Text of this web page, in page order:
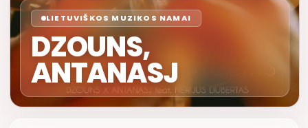
LIETUVIŠKOS MUZIKOS NAMAI
DZOUNS,
ANTANASJ